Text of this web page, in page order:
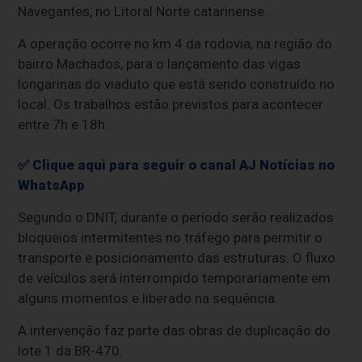
Navegantes, no Litoral Norte catarinense.
A operação ocorre no km 4 da rodovia, na região do
bairro Machados, para o lançamento das vigas
longarinas do viaduto que está sendo construído no
local. Os trabalhos estão previstos para acontecer
entre 7h e 18h.
✅ Clique aqui para seguir o canal AJ Notícias no
WhatsApp
Segundo o DNIT, durante o período serão realizados
bloqueios intermitentes no tráfego para permitir o
transporte e posicionamento das estruturas. O fluxo
de veículos será interrompido temporariamente em
alguns momentos e liberado na sequência.
A intervenção faz parte das obras de duplicação do
lote 1 da BR-470.